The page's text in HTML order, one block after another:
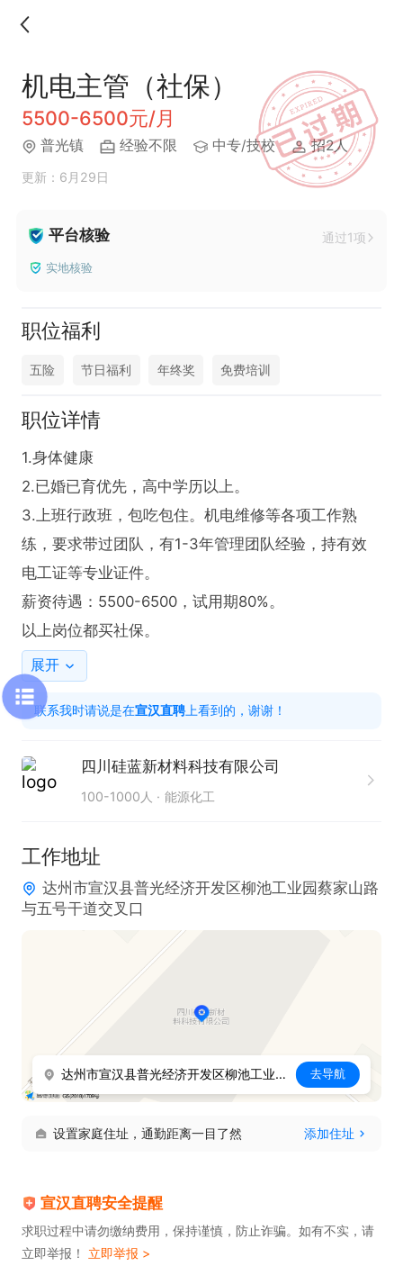
机电主管（社保）
5500-6500元/月
普光镇 经验不限 中专/技校 招2人
更新：6月29日
平台核验 通过1项
实地核验
职位福利
五险 节日福利 年终奖 免费培训
职位详情
1.身体健康
2.已婚已育优先，高中学历以上。
3.上班行政班，包吃包住。机电维修等各项工作熟
练，要求带过团队，有1-3年管理团队经验，持有效
电工证等专业证件。
薪资待遇：5500-6500，试用期80%。
以上岗位都买社保。
展开
联系我时请说是在宣汉直聘 上看到的，谢谢！
四川硅蓝新材料科技有限公司
100-1000人 能源化工
工作地址
达州市宣汉县普光经济开发区柳池工业园蔡家山路
与五号干道交叉口
达州市宣汉县普光经济开发区柳池工业园蔡家山路与五号干道交叉口 去导航
设置家庭住址，通勤距离一目了然 添加住址
宣汉直聘安全提醒
求职过程中请勿缴纳费用，保持谨慎，防止诈骗。如有不实，请
立即举报！ 立即举报 >